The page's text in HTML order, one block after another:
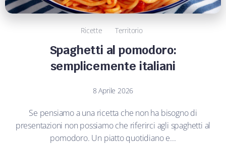
Ricette Territorio
Spaghetti al pomodoro:
semplicemente italiani
8 Aprile 2026
Se pensiamo a una ricetta che non ha bisogno di
presentazioni non possiamo che riferirci agli spaghetti al
pomodoro. Un piatto quotidiano e...